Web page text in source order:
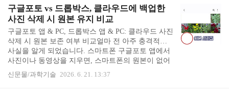
요"라고 하시는데, 어플 들어가면 한달 19,800원, 1년
178,000원이라는 무시무시한 금액만 보이고, 71,000
원은 보이지 않습니다. 알고보니 캡컷 프로를 60% 할
인해서 구독하려면 조그맣게 넣어둔 할인 정보들을
잘 찾아내야 했습니다. 캡컷 할인쿠폰 받는법캡컷 어
플 좌측 상단의 보석 같은 아이콘을 누르면, 바로 캡
컷 가격 안내 페이지로 ..
구글포토 vs 드롭박스, 클라우드에 백업한
사진 삭제 시 원본 유지 비교
구글포토 앱 & PC, 드롭박스 앱 & PC: 클라우드 사진
삭제 시 원본 보존 여부 비교얼마 전 아주 충격적인
사실을 알게 되었습니다. 스마트폰 구글포토 앱에서
사진이나 동영상을 지우면, 스마트폰의 원본이 없어
진다는 것 입니다. 스마트폰에 남아있으니까 괜찮다
고 생각하며 구글포토 용량을 줄이려고 동영상을 다
신문물/과학기술 2026. 6. 21. 13:37